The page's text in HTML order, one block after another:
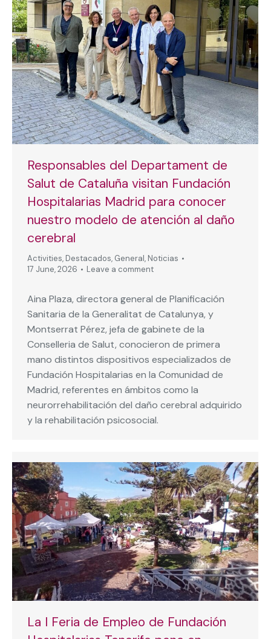
Responsables del Departament de
Salut de Cataluña visitan Fundación
Hospitalarias Madrid para conocer
nuestro modelo de atención al daño
cerebral
Activities, Destacados, General, Noticias
17 June, 2026
Leave a comment
Aina Plaza, directora general de Planificación
Sanitaria de la Generalitat de Catalunya, y
Montserrat Pérez, jefa de gabinete de la
Conselleria de Salut, conocieron de primera
mano distintos dispositivos especializados de
Fundación Hospitalarias en la Comunidad de
Madrid, referentes en ámbitos como la
neurorrehabilitación del daño cerebral adquirido
y la rehabilitación psicosocial.
La I Feria de Empleo de Fundación